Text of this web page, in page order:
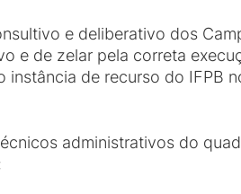
e deliberativo dos
e de zelar pela correta
de recurso do IFPB
administrativos do